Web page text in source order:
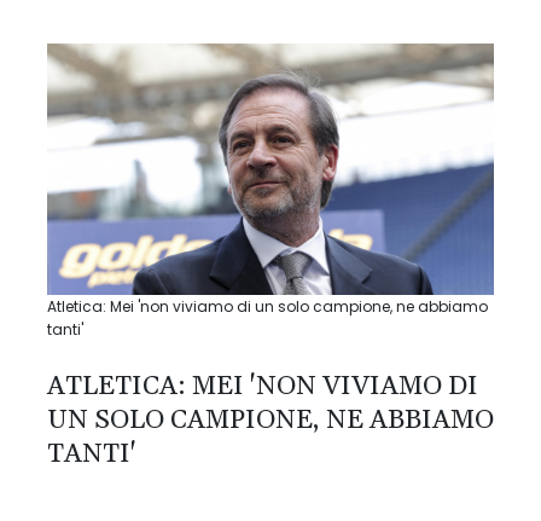
Atletica: Mei 'non viviamo di un solo campione, ne abbiamo
tanti'
ATLETICA: MEI 'NON VIVIAMO DI
UN SOLO CAMPIONE, NE ABBIAMO
TANTI'